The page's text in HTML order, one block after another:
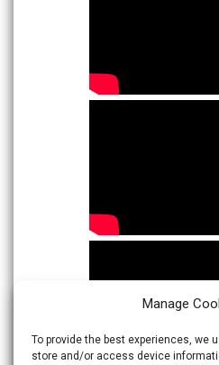
Manage
To provide the best experiences, we
store and/or access device